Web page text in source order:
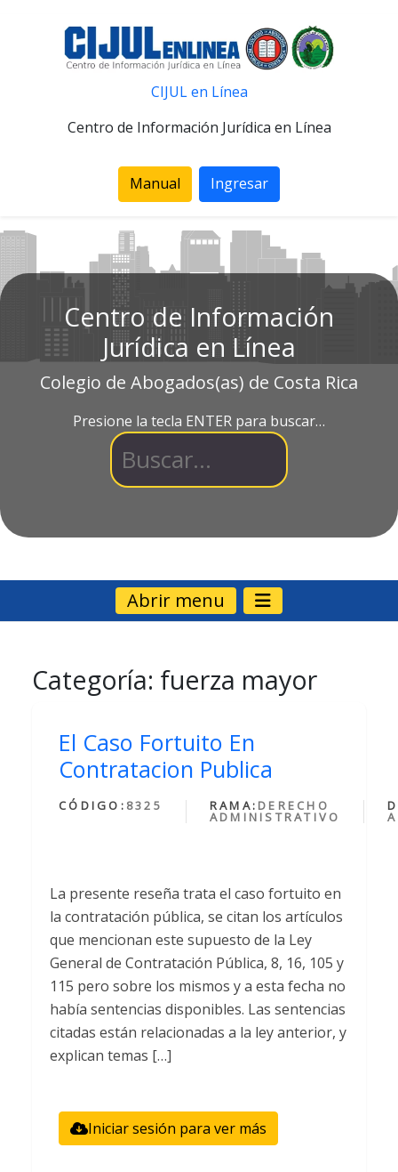
CIJUL en Línea
Centro de Información Jurídica en Línea
Manual Ingresar
Centro de Información
Jurídica en Línea
Colegio de Abogados(as) de Costa Rica
Presione la tecla ENTER para buscar…
Abrir menu
Categoría: fuerza mayor
El Caso Fortuito En
Contratacion Publica
CÓDIGO: 8325 RAMA: DERECHO
ADMINISTRATIVO
La presente reseña trata el caso fortuito en
la contratación pública, se citan los artículos
que mencionan este supuesto de la Ley
General de Contratación Pública, 8, 16, 105 y
115 pero sobre los mismos y a esta fecha no
había sentencias disponibles. Las sentencias
citadas están relacionadas a la ley anterior, y
explican temas […]
Iniciar sesión para ver más